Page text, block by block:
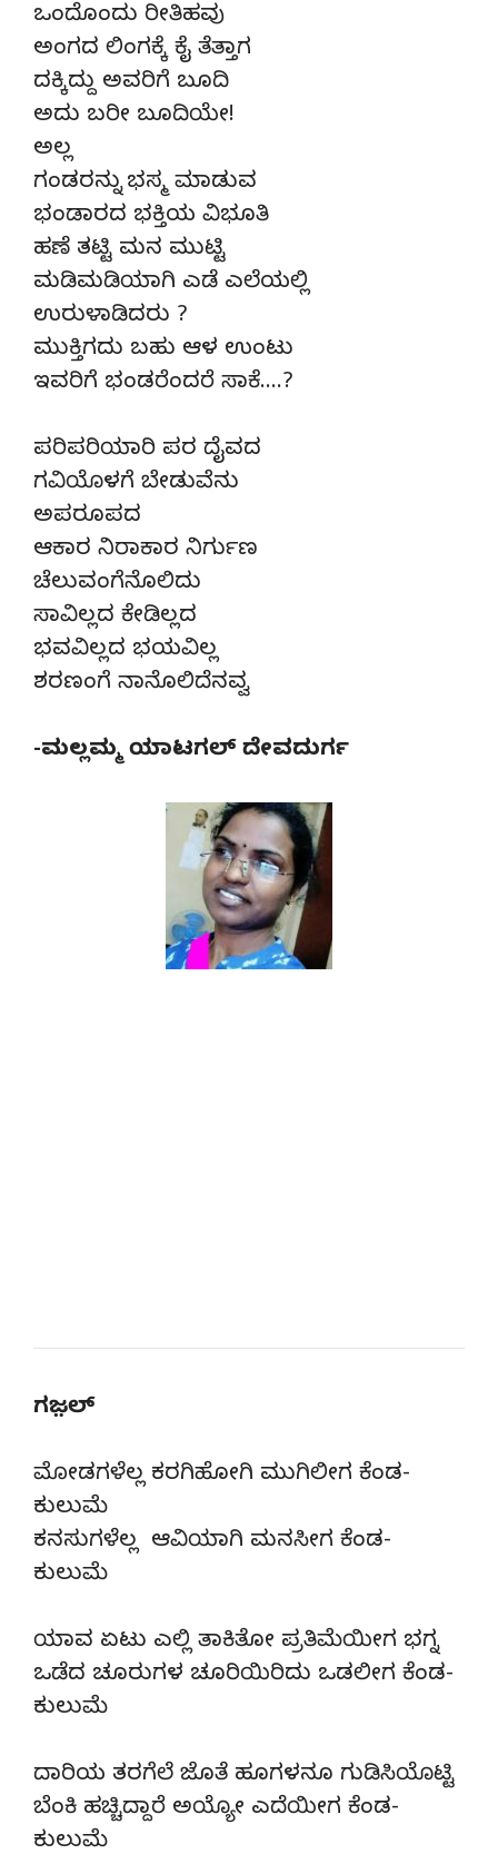
ಒಂದೊಂದು ರೀತಿಹವು
ಅಂಗದ ಲಿಂಗಕ್ಕೆ ಕೈ ತೆತ್ತಾಗ
ದಕ್ಕಿದ್ದು ಅವರಿಗೆ ಬೂದಿ
ಅದು ಬರೀ ಬೂದಿಯೇ!
ಅಲ್ಲ
ಗಂಡರನ್ನು ಭಸ್ಮ ಮಾಡುವ
ಭಂಡಾರದ ಭಕ್ತಿಯ ವಿಭೂತಿ
ಹಣೆ ತಟ್ಟಿ ಮನ ಮುಟ್ಟಿ
ಮಡಿಮಡಿಯಾಗಿ ಎಡೆ ಎಲೆಯಲ್ಲಿ
ಉರುಳಾಡಿದರು ?
ಮುಕ್ತಿಗದು ಬಹು ಆಳ ಉಂಟು
ಇವರಿಗೆ ಭಂಡರೆಂದರೆ ಸಾಕೆ….?
ಪರಿಪರಿಯಾರಿ ಪರ ದೈವದ
ಗವಿಯೊಳಗೆ ಬೇಡುವೆನು
ಅಪರೂಪದ
ಆಕಾರ ನಿರಾಕಾರ ನಿರ್ಗುಣ
ಚೆಲುವಂಗೆನೊಲಿದು
ಸಾವಿಲ್ಲದ ಕೇಡಿಲ್ಲದ
ಭವವಿಲ್ಲದ ಭಯವಿಲ್ಲ
ಶರಣಂಗೆ ನಾನೊಲಿದೆನವ್ವ
-ಮಲ್ಲಮ್ಮ ಯಾಟಗಲ್ ದೇವದುರ್ಗ
ಗಜ಼ಲ್
ಮೋಡಗಳೆಲ್ಲ ಕರಗಿಹೋಗಿ ಮುಗಿಲೀಗ ಕೆಂಡ-
ಕುಲುಮೆ
ಕನಸುಗಳೆಲ್ಲ ಆವಿಯಾಗಿ ಮನಸೀಗ ಕೆಂಡ-
ಕುಲುಮೆ
ಯಾವ ಏಟು ಎಲ್ಲಿ ತಾಕಿತೋ ಪ್ರತಿಮೆಯೀಗ ಭಗ್ನ
ಒಡೆದ ಚೂರುಗಳ ಚೂರಿಯಿರಿದು ಒಡಲೀಗ ಕೆಂಡ-
ಕುಲುಮೆ
ದಾರಿಯ ತರಗೆಲೆ ಜೊತೆ ಹೂಗಳನೂ ಗುಡಿಸಿಯೊಟ್ಟಿ
ಬೆಂಕಿ ಹಚ್ಚಿದ್ದಾರೆ ಅಯ್ಯೋ ಎದೆಯೀಗ ಕೆಂಡ-
ಕುಲುಮೆ